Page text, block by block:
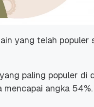
yang telah populer
paling populer di
mencapai angka 54%.